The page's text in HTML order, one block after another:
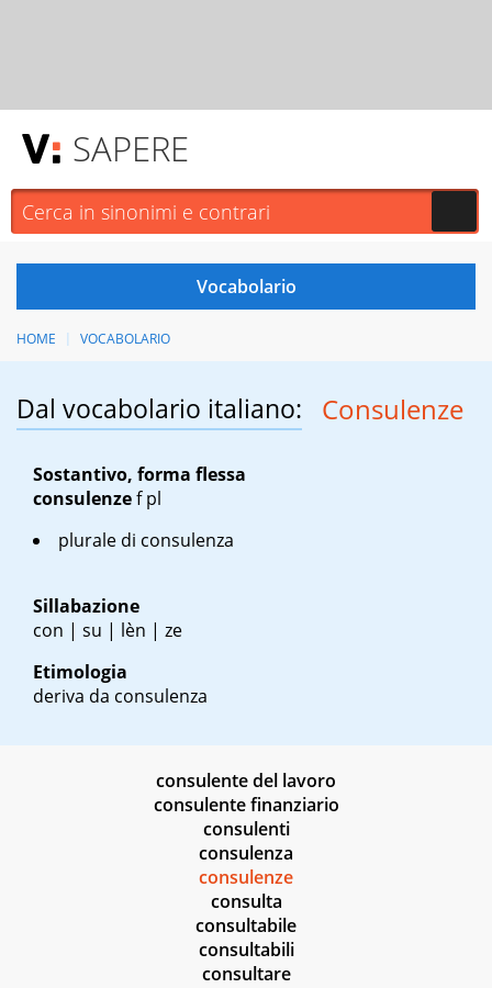
SAPERE
HOME VOCABOLARIO
Dal vocabolario italiano: Consulenze
Sostantivo, forma flessa
consulenzef pl
plurale di consulenza
Sillabazione
con | su | lèn | ze
Etimologia
deriva da consulenza
consulente del lavoro
consulente finanziario
consulenti
consulenza
consulenze
consulta
consultabile
consultabili
consultare